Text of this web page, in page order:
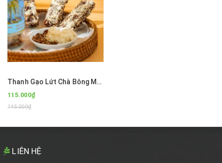
Thanh Gạo Lứt Chà Bông Mật Dừa Nước Befine Foods 200g
115.000₫
145.000₫
LIÊN HỆ